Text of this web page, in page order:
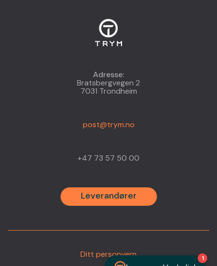
Adresse:
Bratsbergvegen 2
7031 Trondheim
post@trym.no
+47 73 57 50 00
Leverandører
Ditt personvern
•